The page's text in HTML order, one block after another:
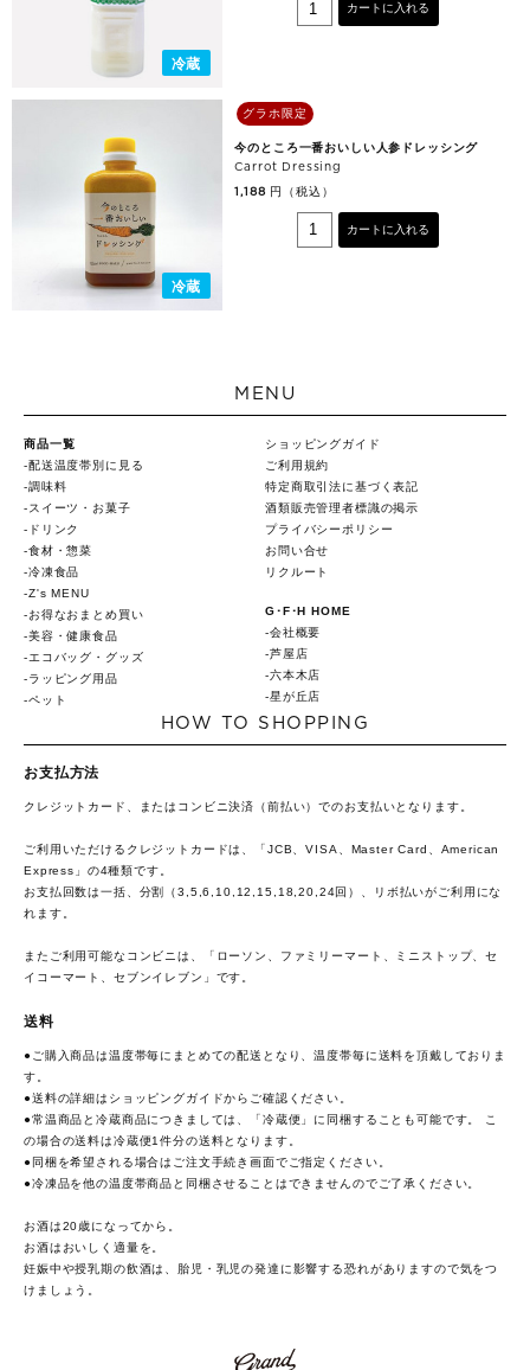
冷蔵
カートに入れる
冷蔵
グラホ限定
今のところ一番おいしい人参ドレッシング
Carrot Dressing
1,188 円（税込）
カートに入れる
MENU
商品一覧
配送温度帯別に見る
調味料
スイーツ・お菓子
ドリンク
食材・惣菜
冷凍食品
Z's MENU
お得なおまとめ買い
美容・健康食品
エコバッグ・グッズ
ラッピング用品
ペット
ショッピングガイド
ご利用規約
特定商取引法に基づく表記
酒類販売管理者標識の掲示
プライバシーポリシー
お問い合せ
リクルート
G･F･H HOME
会社概要
芦屋店
六本木店
星が丘店
HOW TO SHOPPING
お支払方法
クレジットカード、またはコンビニ決済（前払い）でのお支払いとなります。
ご利用いただけるクレジットカードは、「JCB、VISA、Master Card、American
Express」の4種類です。
お支払回数は一括、分割（3,5,6,10,12,15,18,20,24回）、リボ払いがご利用にな
れます。
またご利用可能なコンビニは、「ローソン、ファミリーマート、ミニストップ、セ
イコーマート、セブンイレブン」です。
送料
●ご購入商品は温度帯毎にまとめての配送となり、温度帯毎に送料を頂戴しておりま
す。
●送料の詳細は ショッピングガイドからご確認ください。
●常温商品と冷蔵商品につきましては、「冷蔵便」に同梱することも可能です。 こ
の場合の送料は冷蔵便1件分の送料となります。
●同梱を希望される場合はご注文手続き画面でご指定ください。
●冷凍品を他の温度帯商品と同梱させることはできませんのでご了承ください。
お酒は20歳になってから。
お酒はおいしく適量を。
妊娠中や授乳期の飲酒は、胎児・乳児の発達に影響する恐れがありますので気をつ
けましょう。